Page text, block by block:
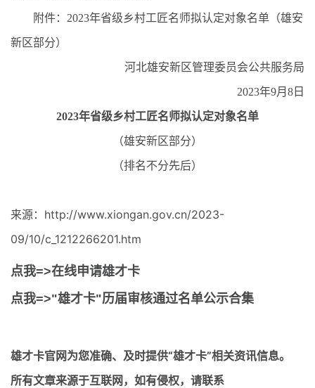
附件：2023年省级乡村工匠名师拟认定对象名单（雄安
新区部分）
河北雄安新区管理委员会公共服务局
2023年9月8日
2023年省级乡村工匠名师拟认定对象名单
（雄安新区部分）
（排名不分先后）
来源：http://www.xiongan.gov.cn/2023-
09/10/c_1212266201.htm
点我=>在线申请雄才卡
点我=>"雄才卡"历届审核通过名单公示合集
雄才卡官网为您准确、及时提供“雄才卡”相关资讯信息。
所有文章来源于互联网，如有侵权，请联系